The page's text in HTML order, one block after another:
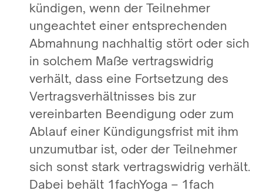
kündigen, wenn der Teilnehmer
ungeachtet einer entsprechenden
Abmahnung nachhaltig stört oder sich
in solchem Maße vertragswidrig
verhält, dass eine Fortsetzung des
Vertragsverhältnisses bis zur
vereinbarten Beendigung oder zum
Ablauf einer Kündigungsfrist mit ihm
unzumutbar ist, oder der Teilnehmer
sich sonst stark vertragswidrig verhält.
Dabei behält 1fachYoga – 1fach